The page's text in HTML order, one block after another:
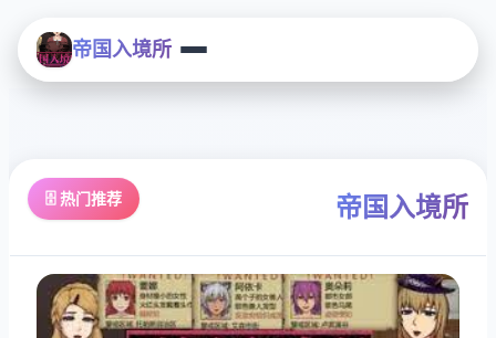
帝国入境所
🗄️ 热门推荐 帝国入境所